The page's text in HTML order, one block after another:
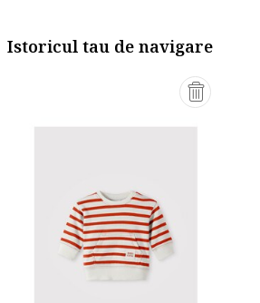
Istoricul tau de navigare